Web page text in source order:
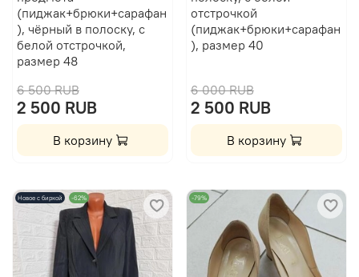
(пиджак+брюки+сарафан
), чёрный в полоску, с
белой отстрочкой,
размер 48
6 500 RUB
2 500 RUB
В корзину
отстрочкой
(пиджак+брюки+сарафан
), размер 40
6 000 RUB
2 500 RUB
В корзину
Новое с биркой -62% -79%